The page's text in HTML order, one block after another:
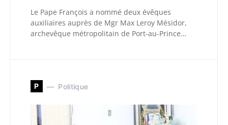
Le Pape François a nommé deux évêques
auxiliaires auprès de Mgr Max Leroy Mésidor,
archevêque métropolitain de Port-au-Prince…
P Politique